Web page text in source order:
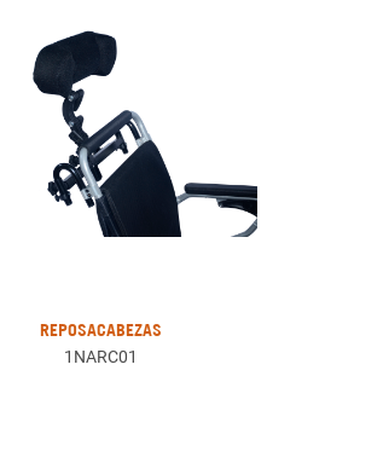
REPOSACABEZAS
1NARC01